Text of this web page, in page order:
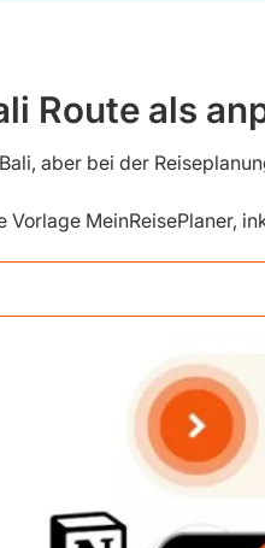
Route als
aber bei der
Vorlage MeinReisePlaner,